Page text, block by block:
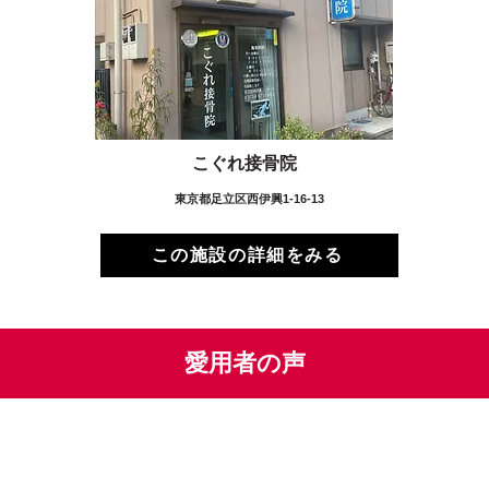
こぐれ接骨院
東京都足立区西伊興1-16-13
この施設の詳細をみる
愛用者の声